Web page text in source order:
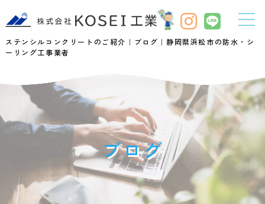
ステンシルコンクリートのご紹介｜ブログ｜静岡県浜松市の防水・シ
ーリング工事業者
ブログ